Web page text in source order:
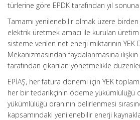
türlerine göre EPDK tarafından yıl sonuna
Tamamı yenilenebilir olmak üzere birden
elektrik üretmek amacı ile kurulan
sisteme verilen net enerji miktarının YEK
Mekanizmasından faydalanmasına
tarafından çıkarılan yönetmelikle
EPİAŞ, her fatura dönemi için YEK
her bir tedarikçinin ödeme yükümlülüğü
yükümlülüğü oranının belirlenmesi
kapsamındaki yenilenebilir enerji